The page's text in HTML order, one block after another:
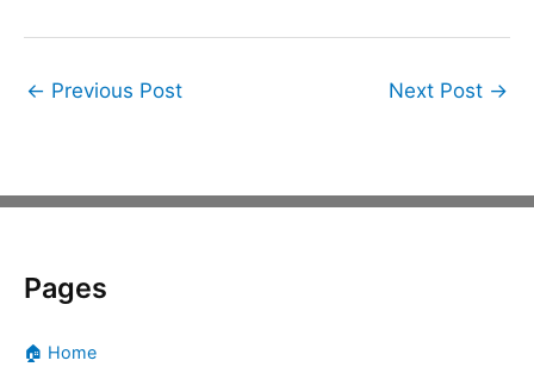
← Previous Post Next Post →
Pages
🏠 Home